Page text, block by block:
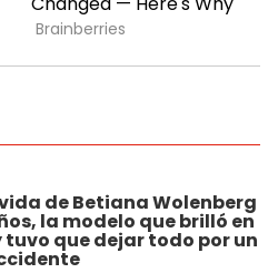
de Betiana Wolenberg
la modelo que brilló en
tuvo que dejar todo por un